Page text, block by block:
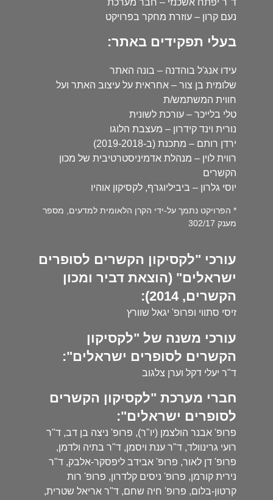
ד"ר יפתח אשכנזי – חבר מערכת
נעם קרון – עוזרת מחקר בפרויקט
בעלי תפקידים באתר:
עידו אנג'ל בוהדנה – בונה האתר
שלומית בן צור – אחראית על עיצוב האתר ועל
חווית המשתמש/ת
טלי בלייכר – עורכת לשונית
נורית וינד קידרון – מעצבת הלוגו
ירדן רותם – מתכנת (ב-2019-2018)
רווית לוין – מנהלת אדמיניסטרטיבית של מכון
הקשרים
יוסי גלרון – ביביליוגרף, לקסיקון אוהיו
* הפרויקט נתמך על-ידי הקרן הלאומית למדעים, מספר
מענק 302/17
עורכי "לקסיקון הקשרים לסופרים
ישראלים" (הוצאת דביר ומכון
הקשרים, 2014):
זיסי סתווי ופרופ' יגאל שוורץ
עורכי משנה של "לקסיקון
הקשרים לסופרים ישראלים":
ד"ר יעלי דקל וערן צלגוב
חברי מערכת "לקסיקון הקשרים
לסופרים ישראלים":
פרופ' אבנר הולצמן (יו"ר), פרופ' ניצה בן דב, ד"ר
רועי גרינוולד, ד"ר ענת ויסמן, ד"ר בתיה ולדמן,
פרופ' דן לאור, פרופ' אבידב ליפסקר-אלבק, ד"ר
נירית קורמן, פרופ' ניסים קלדרון, פרופ' רות
קרטון-בלום, פרופ' חיה שחם, ד"ר אריאל שטרית,